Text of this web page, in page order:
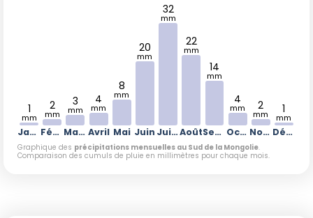
Janvier
1
mm
Février
2
mm
Mars
3
mm
Avril
4
mm
Mai
8
mm
Juin
20
mm
Juillet
32
mm
Août
22
mm
Septembre
14
mm
Octobre
4
mm
Novembre
2
mm
Décembre
1
mm
Graphique des précipitations mensuelles au Sud de la Mongolie.
Comparaison des cumuls de pluie en millimètres pour chaque mois.